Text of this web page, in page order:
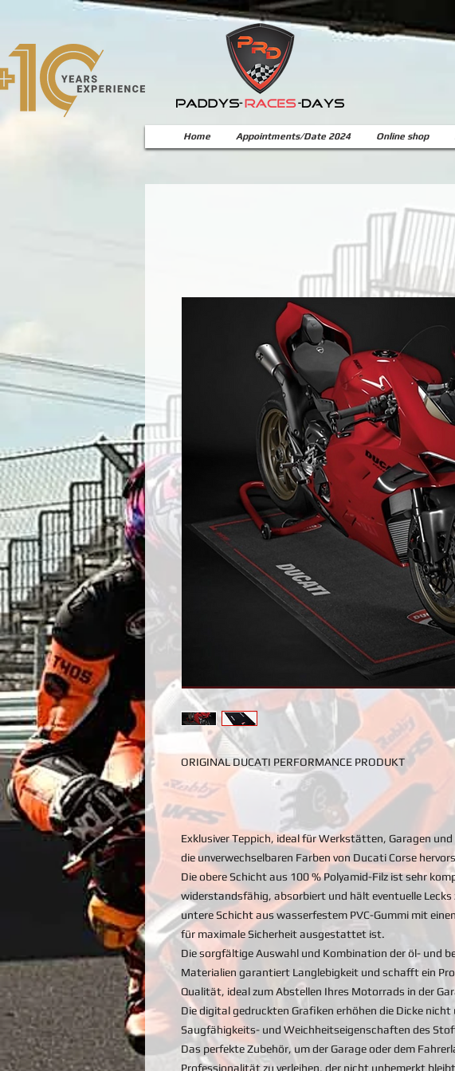
Home Appointments/Date 2024 Online shop
ORIGINAL DUCATI PERFORMANCE PRODUKT
Exklusiver Teppich, ideal für Werkstätten, Garagen
die unverwechselbaren Farben von Ducati Corse
Die obere Schicht aus 100 % Polyamid-Filz ist sehr
widerstandsfähig, absorbiert und hält eventuelle Lecks
untere Schicht aus wasserfestem PVC-Gummi mit
für maximale Sicherheit ausgestattet ist.
Die sorgfältige Auswahl und Kombination der öl- und
Materialien garantiert Langlebigkeit und schafft ein
Qualität, ideal zum Abstellen Ihres Motorrads in der
Die digital gedruckten Grafiken erhöhen die Dicke nicht
Saugfähigkeits- und Weichheitseigenschaften des
Das perfekte Zubehör, um der Garage oder dem
Professionalität zu verleihen, der nicht unbemerkt